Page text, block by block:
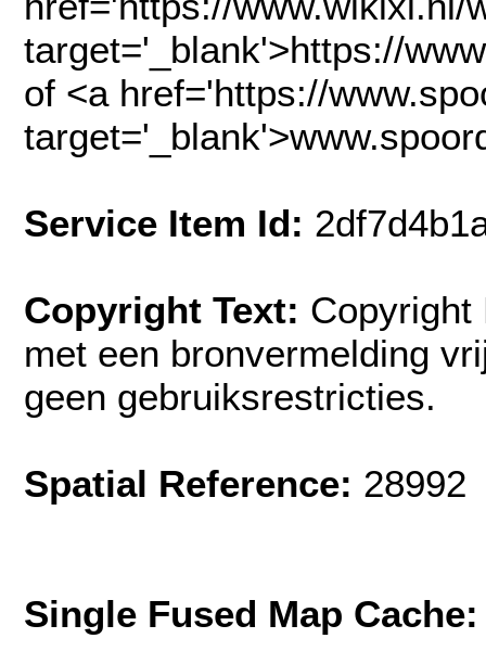
target='_blank'>https://
of <a href='https://
Service Item Id:
Copyright Text: Copyright
met een bronvermelding
geen gebruiksrestricties.
Spatial Reference: 28992
Single Fused Map